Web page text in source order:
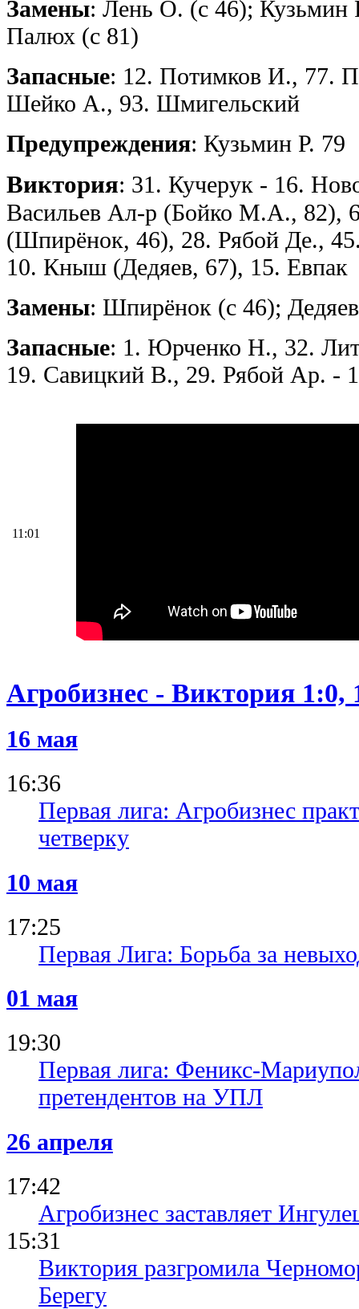
Замены: Лень О. (с 46);
Палюх (с 81)
Запасные: 12. Потимков И., 77.
Шейко А., 93. Шмигельский
Предупреждения: Кузьмин Р. 79
Виктория: 31. Кучерук - 16.
Васильев Ал-р (Бойко М.А., 82),
(Шпирёнок, 46), 28. Рябой Де.,
10. Кныш (Дедяев, 67), 15. Евпак
Замены: Шпирёнок (с 46);
Запасные: 1. Юрченко Н., 32.
19. Савицкий В., 29. Рябой Ар. -
11:01
Агробизнес - Виктория 1:0,
16 мая
16:36
Первая лига: Агробизнес
четверку
10 мая
17:25
Первая Лига: Борьба за
01 мая
19:30
Первая лига: Феникс-
претендентов на УПЛ
26 апреля
17:42
Агробизнес заставляет
15:31
Виктория разгромила
Берегу